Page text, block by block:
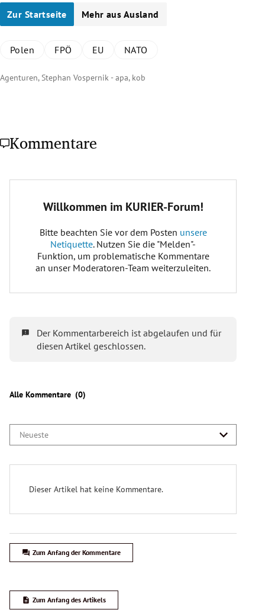
Zur Startseite Mehr aus Ausland
Polen FPÖ EU NATO
Agenturen, Stephan Vospernik - apa, kob
Kommentare